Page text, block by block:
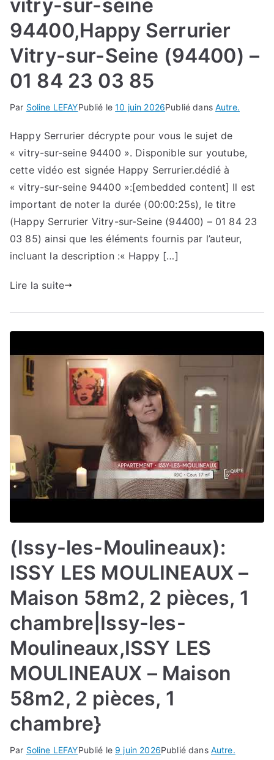
vitry-sur-seine
94400,Happy Serrurier
Vitry-sur-Seine (94400) –
01 84 23 03 85
Par Soline LEFAYPublié le10 juin 2026Publié dansAutre.
Happy Serrurier décrypte pour vous le sujet de
« vitry-sur-seine 94400 ». Disponible sur youtube,
cette vidéo est signée Happy Serrurier.dédié à
« vitry-sur-seine 94400 »:[embedded content] Il est
important de noter la durée (00:00:25s), le titre
(Happy Serrurier Vitry-sur-Seine (94400) – 01 84 23
03 85) ainsi que les éléments fournis par l’auteur,
incluant la description :« Happy […]
Lire la suite
(Issy-les-Moulineaux):
ISSY LES MOULINEAUX –
Maison 58m2, 2 pièces, 1
chambre|Issy-les-
Moulineaux,ISSY LES
MOULINEAUX – Maison
58m2, 2 pièces, 1
chambre}
Par Soline LEFAYPublié le 9 juin 2026Publié dans Autre.